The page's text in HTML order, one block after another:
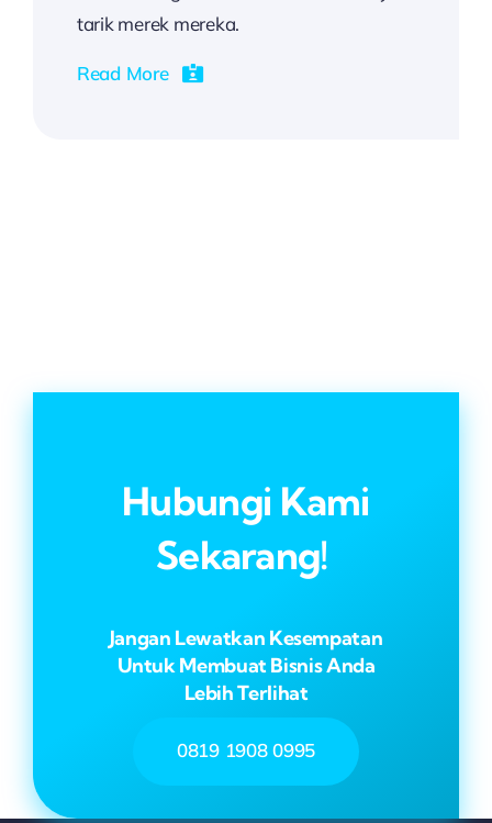
tarik merek mereka.
Read More
Hubungi Kami
Sekarang!
Jangan Lewatkan Kesempatan
Untuk Membuat Bisnis Anda
Lebih Terlihat
0819 1908 0995